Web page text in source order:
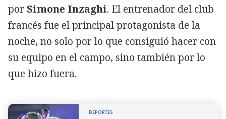
porSimone Inzaghi. El entrenador del club
francés fue el principal protagonista de la
noche, no solo por lo que consiguió hacer con
su equipo en el campo, sino también por lo
que hizo fuera.
DEPORTES